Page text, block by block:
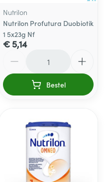
Nutrilon
Nutrilon Profutura Duobiotik
1 5x23g Nf
€ 5,14
Bestel